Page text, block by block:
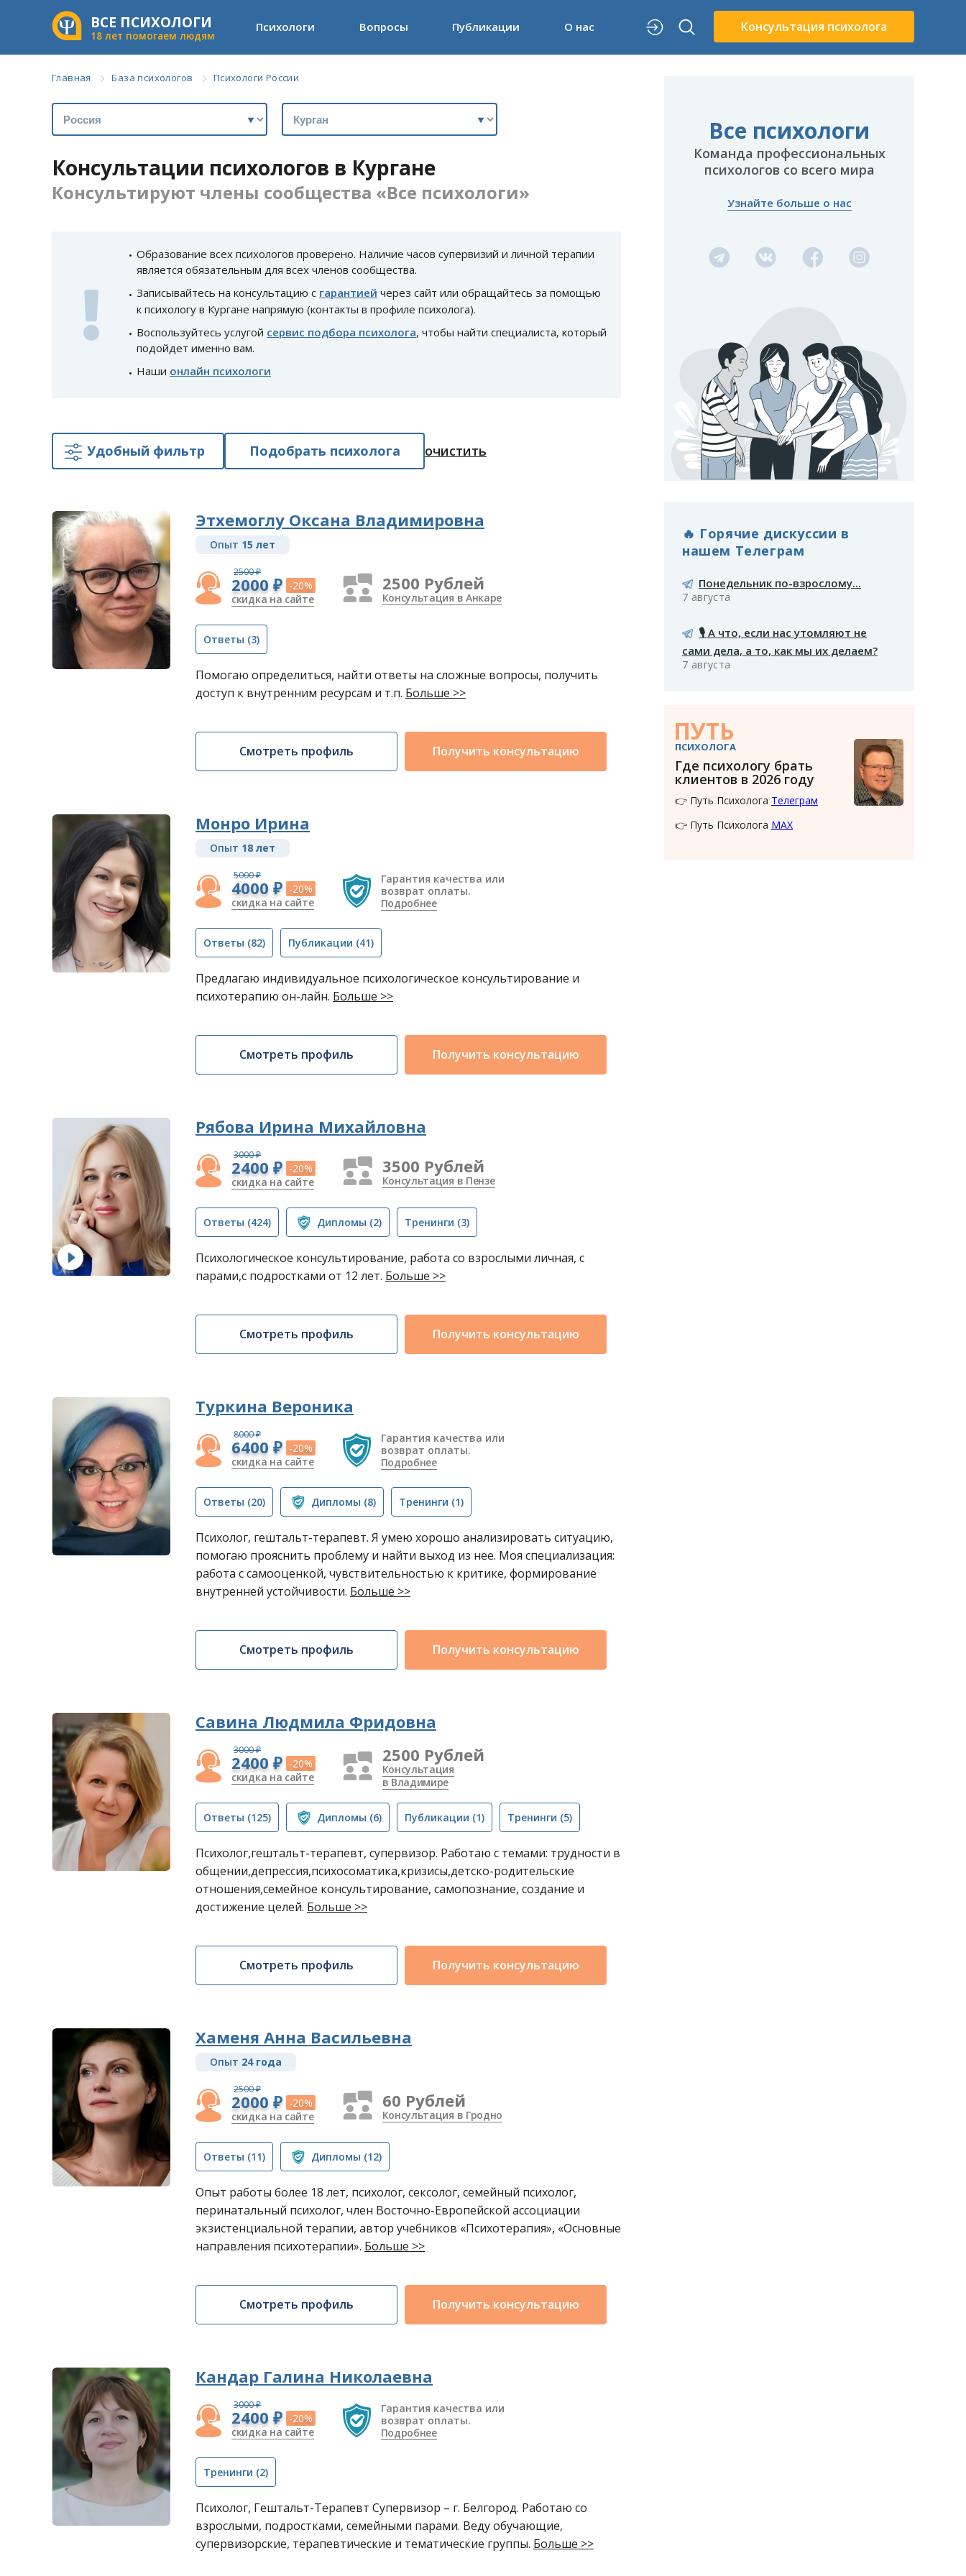
ВСЕ ПСИХОЛОГИ
18 лет помогаем людям
Психологи Вопросы Публикации О нас Консультация психолога
Главная База психологов Психологи России
Консультации психологов в Кургане
Консультируют члены сообщества «Все психологи»
Образование всех психологов проверено. Наличие часов супервизий и личной терапии
является обязательным для всех членов сообщества.
Записывайтесь на консультацию с гарантией через сайт или обращайтесь за помощью
к психологу в Кургане напрямую (контакты в профиле психолога).
Воспользуйтесь услугой сервис подбора психолога, чтобы найти специалиста, который
подойдет именно вам.
Наши онлайн психологи
Удобный фильтр Подобрать психолога очистить
Этхемоглу Оксана Владимировна
Опыт 15 лет
2500 ₽
2000 ₽ -20%
скидка на сайте
2500 Рублей
Консультация в Анкаре
Ответы (3)
Помогаю определиться, найти ответы на сложные вопросы, получить
доступ к внутренним ресурсам и т.п. Больше >>
Смотреть профиль Получить консультацию
Монро Ирина
Опыт 18 лет
5000 ₽
4000 ₽ -20%
скидка на сайте
Гарантия качества или
возврат оплаты.
Подробнее
Ответы (82) Публикации (41)
Предлагаю индивидуальное психологическое консультирование и
психотерапию он-лайн. Больше >>
Смотреть профиль Получить консультацию
Рябова Ирина Михайловна
3000 ₽
2400 ₽ -20%
скидка на сайте
3500 Рублей
Консультация в Пензе
Ответы (424) Дипломы (2) Тренинги (3)
Психологическое консультирование, работа со взрослыми личная, с
парами,с подростками от 12 лет. Больше >>
Смотреть профиль Получить консультацию
Туркина Вероника
8000 ₽
6400 ₽ -20%
скидка на сайте
Гарантия качества или
возврат оплаты.
Подробнее
Ответы (20) Дипломы (8) Тренинги (1)
Психолог, гештальт-терапевт. Я умею хорошо анализировать ситуацию,
помогаю прояснить проблему и найти выход из нее. Моя специализация:
работа с самооценкой, чувствительностью к критике, формирование
внутренней устойчивости. Больше >>
Смотреть профиль Получить консультацию
Савина Людмила Фридовна
3000 ₽
2400 ₽ -20%
скидка на сайте
2500 Рублей
Консультация
в Владимире
Ответы (125) Дипломы (6) Публикации (1) Тренинги (5)
Психолог,гештальт-терапевт, супервизор. Работаю с темами: трудности в
общении,депрессия,психосоматика,кризисы,детско-родительские
отношения,семейное консультирование, самопознание, создание и
достижение целей. Больше >>
Смотреть профиль Получить консультацию
Хаменя Анна Васильевна
Опыт 24 года
2500 ₽
2000 ₽ -20%
скидка на сайте
60 Рублей
Консультация в Гродно
Ответы (11) Дипломы (12)
Опыт работы более 18 лет, психолог, сексолог, семейный психолог,
перинатальный психолог, член Восточно-Европейской ассоциации
экзистенциальной терапии, автор учебников «Психотерапия», «Основные
направления психотерапии». Больше >>
Смотреть профиль Получить консультацию
Кандар Галина Николаевна
3000 ₽
2400 ₽ -20%
скидка на сайте
Гарантия качества или
возврат оплаты.
Подробнее
Тренинги (2)
Психолог, Гештальт-Терапевт Супервизор – г. Белгород. Работаю со
взрослыми, подростками, семейными парами. Веду обучающие,
супервизорские, терапевтические и тематические группы. Больше >>
Все психологи
Команда профессиональных
психологов со всего мира
Узнайте больше о нас
🔥 Горячие дискуссии в
нашем Телеграм
Понедельник по-взрослому...
7 августа
🎙️ А что, если нас утомляют не
сами дела, а то, как мы их делаем?
7 августа
ПУТЬ
ПСИХОЛОГА
Где психологу брать
клиентов в 2026 году
👉 Путь Психолога Телеграм
👉 Путь Психолога MAX